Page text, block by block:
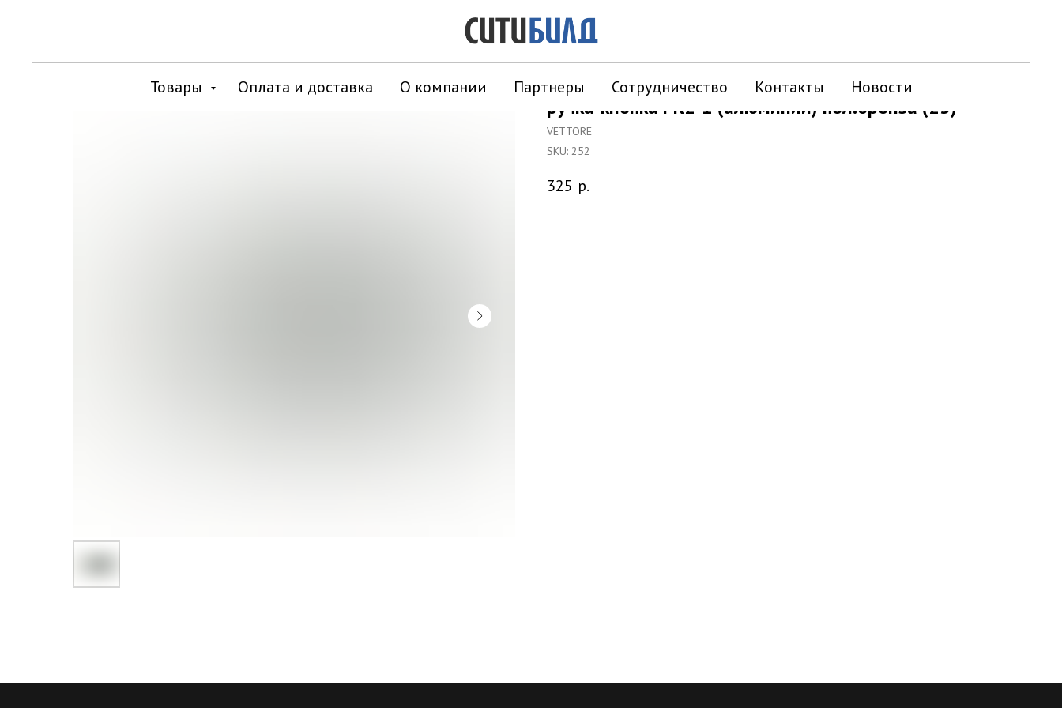
Товары Оплата и доставка О компании Партнеры Сотрудничество Контакты Новости
ручка-кнопка РК2-1 (алюминий) пол.бронза (25)
VETTORE
SKU: 252
325 р.